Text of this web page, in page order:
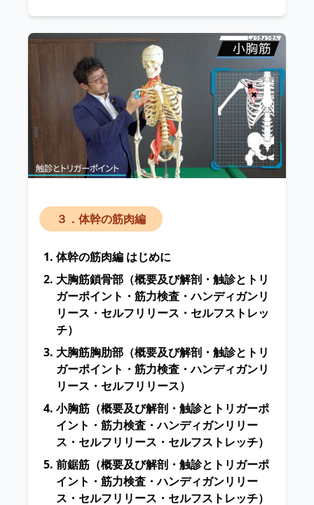
３．体幹の筋肉編
体幹の筋肉編 はじめに
大胸筋鎖骨部 （概要及び解剖・触診とトリ
ガーポイント・筋力検査・ハンディガンリ
リース・セルフリリース・セルフストレッ
チ）
大胸筋胸肋部 （概要及び解剖・触診とトリ
ガーポイント・筋力検査・ハンディガンリ
リース・セルフリリース）
小胸筋 （概要及び解剖・触診とトリガーポ
イント・筋力検査・ハンディガンリリー
ス・セルフリリース・セルフストレッチ）
前鋸筋 （概要及び解剖・触診とトリガーポ
イント・筋力検査・ハンディガンリリー
ス・セルフリリース・セルフストレッチ）